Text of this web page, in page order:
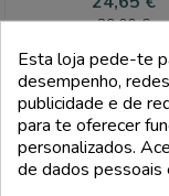
29,00 €
add_shopping_cart
Esta loja pede-te
desempenho,
publicidade e de
para te oferecer
personalizados.
de dados pessoais